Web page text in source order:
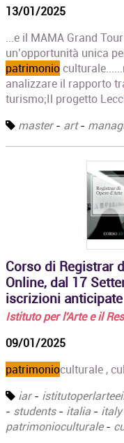
13/01/2025
...e il MAMA Grand
un’opportunità unica
patrimonio
analizzare il rapporto
turismo;Il progetto
master- art-
Corso di Registrar
Online, dal 17
iscrizioni anticipate
Istituto per l'Arte e il
09/01/2025
patrimonioculturale ,
iar-
- students- italia- italy
patrimonioculturale-